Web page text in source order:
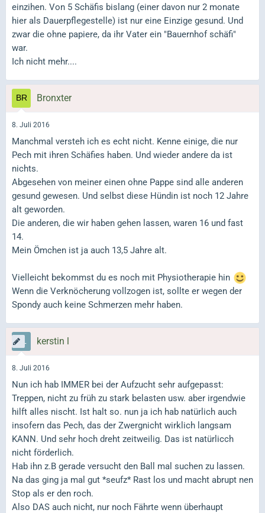
einzihen. Von 5 Schäfis bislang (einer davon nur 2 monate
hier als Dauerpflegestelle) ist nur eine Einzige gesund. Und
zwar die ohne papiere, da ihr Vater ein "Bauernhof schäfi"
war.
Ich nicht mehr....
Bronxter
8. Juli 2016
Manchmal versteh ich es echt nicht. Kenne einige, die nur
Pech mit ihren Schäfies haben. Und wieder andere da ist
nichts.
Abgesehen von meiner einen ohne Pappe sind alle anderen
gesund gewesen. Und selbst diese Hündin ist noch 12 Jahre
alt geworden.
Die anderen, die wir haben gehen lassen, waren 16 und fast
14.
Mein Ömchen ist ja auch 13,5 Jahre alt.
Vielleicht bekommst du es noch mit Physiotherapie hin
Wenn die Verknöcherung vollzogen ist, sollte er wegen der
Spondy auch keine Schmerzen mehr haben.
kerstin l
8. Juli 2016
Nun ich hab IMMER bei der Aufzucht sehr aufgepasst:
Treppen, nicht zu früh zu stark belasten usw. aber irgendwie
hilft alles nischt. Ist halt so. nun ja ich hab natürlich auch
insofern das Pech, das der Zwergnicht wirklich langsam
KANN. Und sehr hoch dreht zeitweilig. Das ist natürlicch
nicht förderlich.
Hab ihn z.B gerade versucht den Ball mal suchen zu lassen.
Na das ging ja mal gut *seufz* Rast los und macht abrupt nen
Stop als er den roch.
Also DAS auch nicht, nur noch Fährte wenn überhaupt